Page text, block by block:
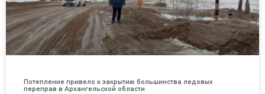
Потепление привело к закрытию большинства ледовых
переправ в Архангельской области